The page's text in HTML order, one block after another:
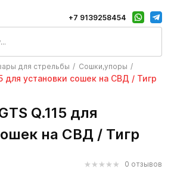
+7 9139258454
для стрельбы Сошки,упоры
для установки сошек на СВД / Тигр
Q.115 для
на СВД / Тигр
0 отзывов